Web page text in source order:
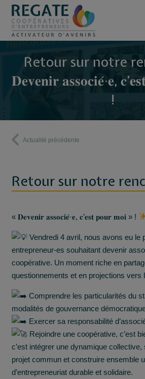
Retour sur notre
𝐃𝐞𝐯𝐞𝐧𝐢𝐫 𝐚𝐬𝐬𝐨𝐜𝐢𝐞́·𝐞,
!
Actualité précédente
Retour sur notre
« 𝐃𝐞𝐯𝐞𝐧𝐢𝐫 𝐚𝐬𝐬𝐨𝐜𝐢𝐞́·𝐞, 𝐜’𝐞𝐬𝐭 𝐩𝐨𝐮𝐫 𝐦𝐨𝐢 » !
Vendredi 4 avril, nous avons eu le
entrepreneur-es souhaitant devenir
coopérative. Un moment riche en
questionnements et en projections vers
Comprendre les particularités du
modalités de gouvernance
Exercer sa responsabilité
Rejoindre une coopérative, c’est
c’est intégrer une dynamique collective,
projet commun et construire ensemble
d’entrepreneuriat durable et solidaire.